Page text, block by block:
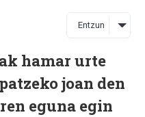
Entzun
hamar urte
joan den
eguna egin